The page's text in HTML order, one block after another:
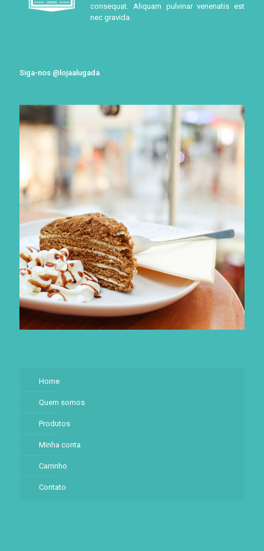
consequat. Aliquam pulvinar venenatis est
nec gravida.
Siga-nos @lojaalugada
Home
Quem somos
Produtos
Minha conta
Carrinho
Contato